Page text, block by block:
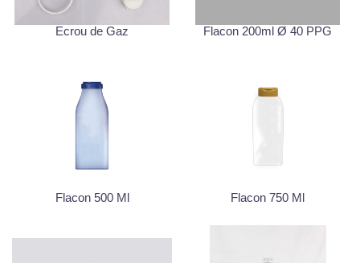
Ecrou de Gaz Flacon 200ml Ø 40 PPG
Flacon 500 Ml Flacon 750 Ml